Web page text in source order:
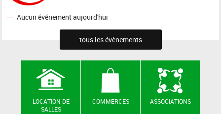
Aucun événement aujourd'hui
tous les évènements
LOCATION DE
SALLES
COMMERCES ASSOCIATIONS